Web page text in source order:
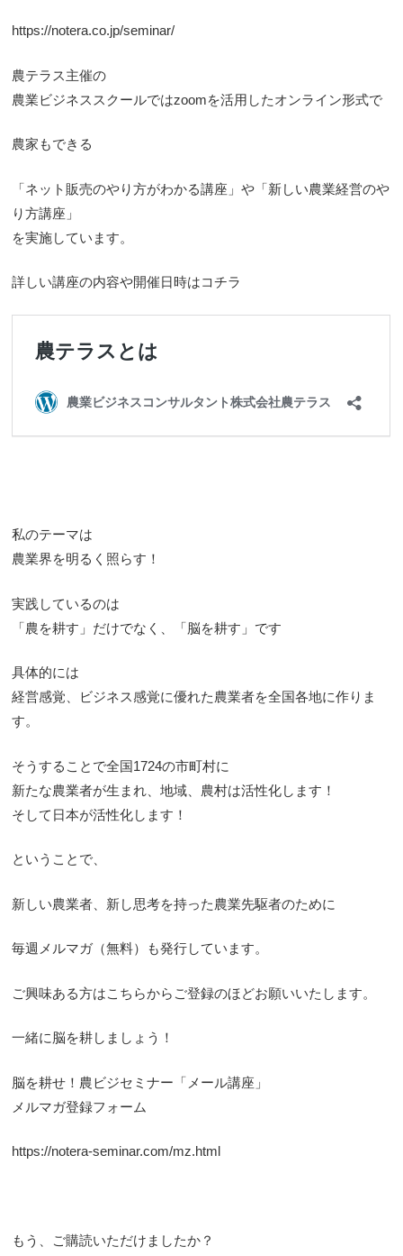
https://notera.co.jp/seminar/
農テラス主催の
農業ビジネススクールではzoomを活用したオンライン形式で
農家もできる
「ネット販売のやり方がわかる講座」や「新しい農業経営のや
り方講座」
を実施しています。
詳しい講座の内容や開催日時はコチラ
私のテーマは
農業界を明るく照らす！
実践しているのは
「農を耕す」だけでなく、「脳を耕す」です
具体的には
経営感覚、ビジネス感覚に優れた農業者を全国各地に作りま
す。
そうすることで全国1724の市町村に
新たな農業者が生まれ、地域、農村は活性化します！
そして日本が活性化します！
ということで、
新しい農業者、新し思考を持った農業先駆者のために
毎週メルマガ（無料）も発行しています。
ご興味ある方はこちらからご登録のほどお願いいたします。
一緒に脳を耕しましょう！
脳を耕せ！農ビジセミナー「メール講座」
メルマガ登録フォーム
https://notera-seminar.com/mz.html
もう、ご購読いただけましたか？